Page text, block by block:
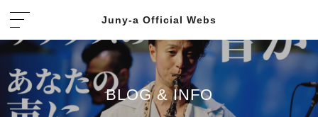
Juny-a Official Webs
BLOG & INFO